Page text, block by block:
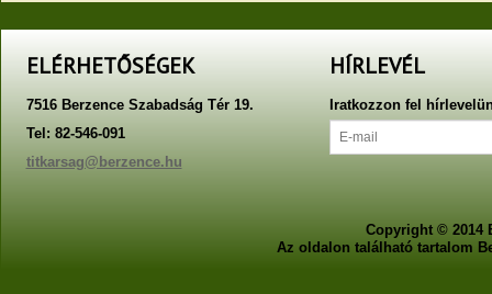
ELÉRHETŐSÉGEK
7516 Berzence Szabadság Tér 19.
Tel: 82-546-091
titkarsag@berzence.hu
HÍRLEVÉL
Iratkozzon fel
Copyright © 2014
Az oldalon található tartalom